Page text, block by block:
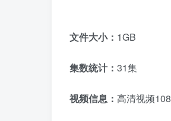
文件大小： 1GB
集数统计： 31集
视频信息： 高清视频